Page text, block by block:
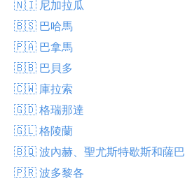
🇳🇮 尼加拉瓜
🇧🇸 巴哈馬
🇵🇦 巴拿馬
🇧🇧 巴貝多
🇨🇼 庫拉索
🇬🇩 格瑞那達
🇬🇱 格陵蘭
🇧🇶 波內赫、聖尤斯特歇斯和薩巴
🇵🇷 波多黎各